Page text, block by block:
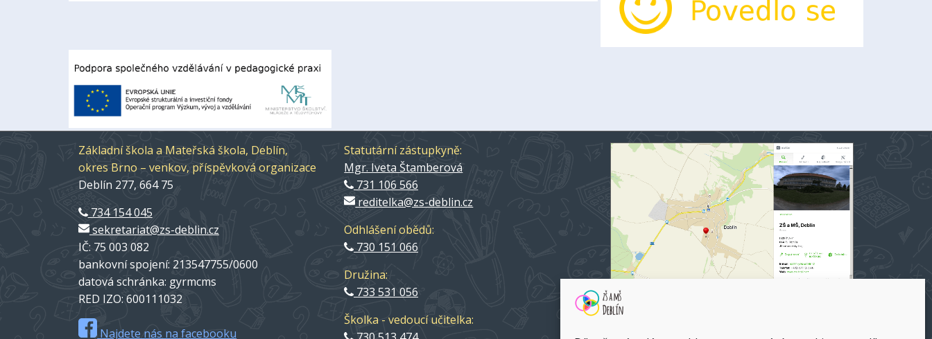
Základní škola a Mateřská škola, Deblín,
okres Brno – venkov, příspěvková organizace
Deblín 277, 664 75
734 154 045
sekretariat@zs-deblin.cz
IČ: 75 003 082
bankovní spojení: 213547755/0600
datová schránka: gyrmcms
RED IZO: 600111032
Najdete nás na facebooku
Statutární zástupkyně:
Mgr. Iveta Štamberová
731 106 566
reditelka@zs-deblin.cz
Odhlášení obědů:
730 151 066
Družina:
733 531 056
Školka - vedoucí učitelka: